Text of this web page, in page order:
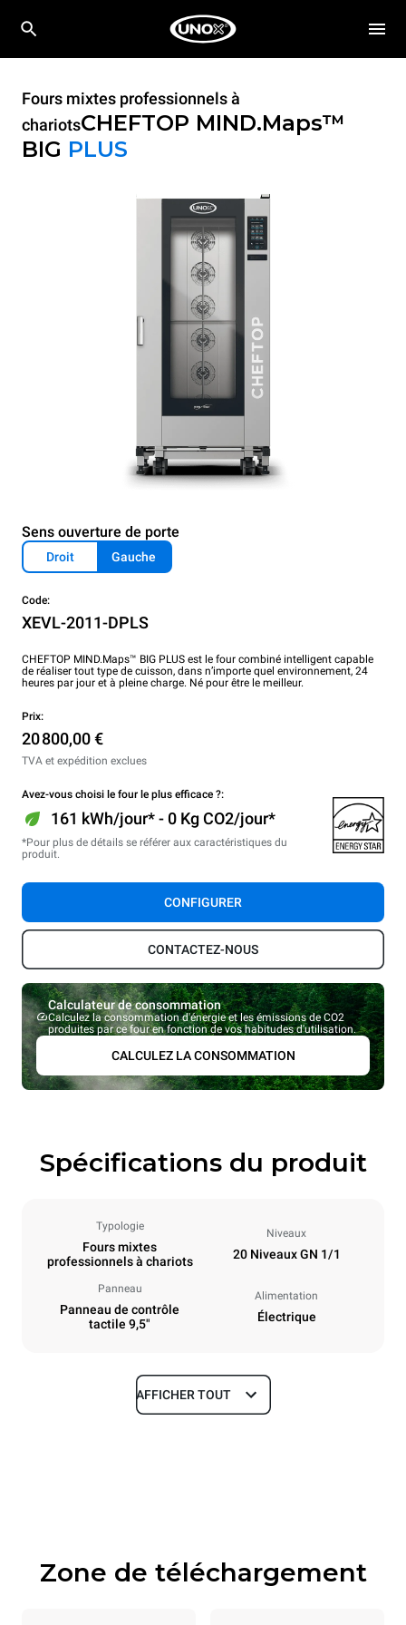
Fours mixtes professionnels à
chariotsCHEFTOP MIND.Maps™
BIG PLUS
Sens ouverture de porte
Droit Gauche
Code:
XEVL-2011-DPLS
CHEFTOP MIND.Maps™ BIG PLUS est le four combiné intelligent capable
de réaliser tout type de cuisson, dans n’importe quel environnement, 24
heures par jour et à pleine charge. Né pour être le meilleur.
Prix:
20 800,00 €
TVA et expédition exclues
Avez-vous choisi le four le plus efficace ?:
161 kWh/jour* - 0 Kg CO2/jour*
*Pour plus de détails se référer aux caractéristiques du
produit.
CONFIGURER
CONTACTEZ-NOUS
Calculateur de consommation
Calculez la consommation d'énergie et les émissions de CO2
produites par ce four en fonction de vos habitudes d'utilisation.
CALCULEZ LA CONSOMMATION
Spécifications du produit
Typologie
Fours mixtes
professionnels à chariots
Niveaux
20 Niveaux GN 1/1
Panneau
Panneau de contrôle
tactile 9,5"
Alimentation
Électrique
Dimensions
Caractéristiques de la plaque
AFFICHER TOUT
Zone de téléchargement